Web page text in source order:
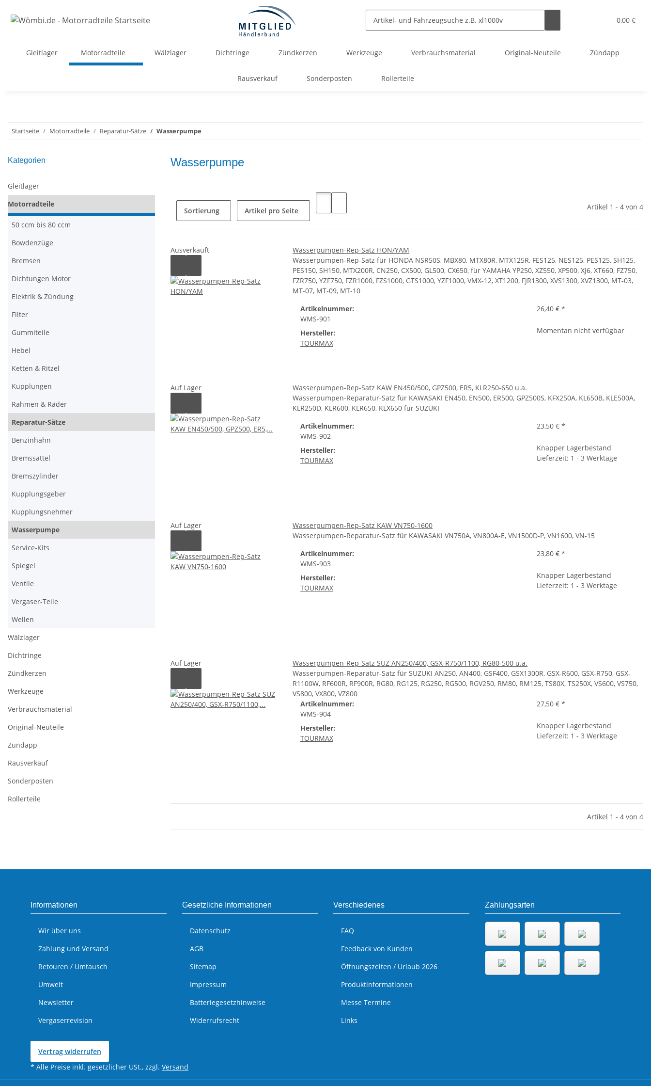
0,00 €
Gleitlager Motorradteile Wälzlager Dichtringe Zündkerzen Werkzeuge Verbrauchsmaterial Original-Neuteile Zündapp
Rausverkauf Sonderposten Rollerteile
Startseite Motorradteile Reparatur-Sätze Wasserpumpe
Wasserpumpe
Sortierung Artikel pro Seite Artikel 1 - 4 von 4
Ausverkauft
Wasserpumpen-Rep-Satz HON/YAM
Wasserpumpen-Rep-Satz für HONDA NSR50S, MBX80, MTX80R, MTX125R, FES125, NES125, PES125, SH125,
PES150, SH150, MTX200R, CN250, CX500, GL500, CX650, für YAMAHA YP250, XZ550, XP500, XJ6, XT660, FZ750,
FZR750, YZF750, FZR1000, FZS1000, GTS1000, YZF1000, VMX-12, XT1200, FJR1300, XVS1300, XVZ1300, MT-03,
MT-07, MT-09, MT-10
Artikelnummer:
WMS-901
Hersteller:
TOURMAX
26,40 € *
Momentan nicht verfügbar
Auf Lager
Wasserpumpen-Rep-Satz KAW EN450/500, GPZ500, ER5, KLR250-650 u.a.
Wasserpumpen-Reparatur-Satz für KAWASAKI EN450, EN500, ER500, GPZ500S, KFX250A, KL650B, KLE500A,
KLR250D, KLR600, KLR650, KLX650 für SUZUKI
Artikelnummer:
WMS-902
Hersteller:
TOURMAX
23,50 € *
Knapper Lagerbestand
Lieferzeit: 1 - 3 Werktage
Auf Lager
Wasserpumpen-Rep-Satz KAW VN750-1600
Wasserpumpen-Reparatur-Satz für KAWASAKI VN750A, VN800A-E, VN1500D-P, VN1600, VN-15
Artikelnummer:
WMS-903
Hersteller:
TOURMAX
23,80 € *
Knapper Lagerbestand
Lieferzeit: 1 - 3 Werktage
Auf Lager
Wasserpumpen-Rep-Satz SUZ AN250/400, GSX-R750/1100, RG80-500 u.a.
Wasserpumpen-Reparatur-Satz für SUZUKI AN250, AN400, GSF400, GSX1300R, GSX-R600, GSX-R750, GSX-
R1100W, RF600R, RF900R, RG80, RG125, RG250, RG500, RGV250, RM80, RM125, TS80X, TS250X, VS600, VS750,
VS800, VX800, VZ800
Artikelnummer:
WMS-904
Hersteller:
TOURMAX
27,50 € *
Knapper Lagerbestand
Lieferzeit: 1 - 3 Werktage
Artikel 1 - 4 von 4
Kategorien
Gleitlager
Motorradteile
50 ccm bis 80 ccm
Bowdenzüge
Bremsen
Dichtungen Motor
Elektrik & Zündung
Filter
Gummiteile
Hebel
Ketten & Ritzel
Kupplungen
Rahmen & Räder
Reparatur-Sätze
Benzinhahn
Bremssattel
Bremszylinder
Kupplungsgeber
Kupplungsnehmer
Wasserpumpe
Service-Kits
Spiegel
Ventile
Vergaser-Teile
Wellen
Wälzlager
Dichtringe
Zündkerzen
Werkzeuge
Verbrauchsmaterial
Original-Neuteile
Zündapp
Rausverkauf
Sonderposten
Rollerteile
Informationen
Wir über uns
Zahlung und Versand
Retouren / Umtausch
Umwelt
Newsletter
Vergaserrevision
Gesetzliche Informationen
Datenschutz
AGB
Sitemap
Impressum
Batteriegesetzhinweise
Widerrufsrecht
Verschiedenes
FAQ
Feedback von Kunden
Öffnungszeiten / Urlaub 2026
Produktinformationen
Messe Termine
Links
Zahlungsarten
Vertrag widerrufen
* Alle Preise inkl. gesetzlicher USt., zzgl. Versand